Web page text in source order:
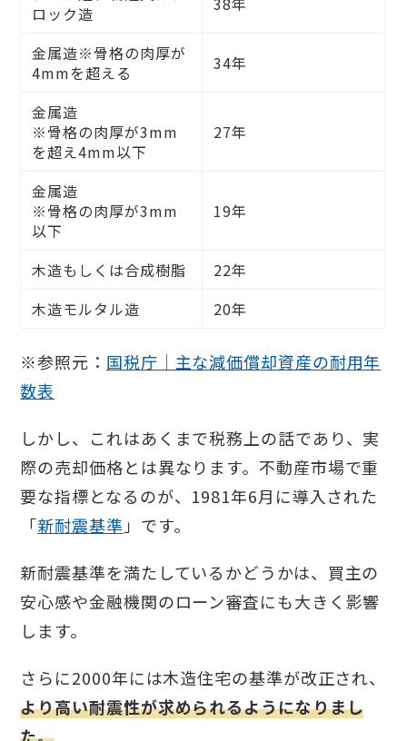
ロック造
金属造※骨格の肉厚が
4mmを超える
34年
金属造
※骨格の肉厚が3mm
を超え4mm以下
27年
金属造
※骨格の肉厚が3mm
以下
19年
木造もしくは合成樹脂
22年
木造モルタル造
20年
※参照元： 国税庁｜主な減価償却資産の耐用年
数表
しかし、これはあくまで税務上の話であり、実
際の売却価格とは異なります。不動産市場で重
要な指標となるのが、1981年6月に導入された
「新耐震基準」です。
新耐震基準を満たしているかどうかは、買主の
安心感や金融機関のローン審査にも大きく影響
します。
さらに2000年には木造住宅の基準が改正され、
より高い耐震性が求められるようになりまし
た。